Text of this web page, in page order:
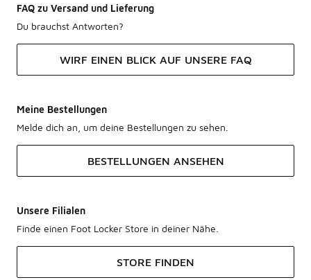
FAQ zu Versand und Lieferung
Du brauchst Antworten?
WIRF EINEN BLICK AUF UNSERE FAQ
Meine Bestellungen
Melde dich an, um deine Bestellungen zu sehen.
BESTELLUNGEN ANSEHEN
Unsere Filialen
Finde einen Foot Locker Store in deiner Nähe.
STORE FINDEN